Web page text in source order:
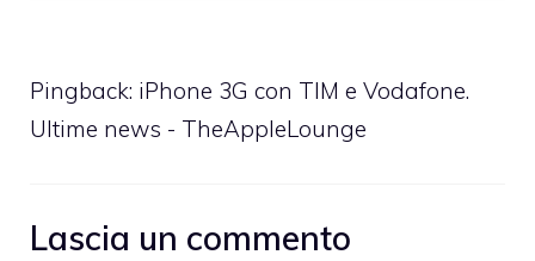
Pingback: iPhone 3G con TIM e Vodafone.
Ultime news - TheAppleLounge
Lascia un commento